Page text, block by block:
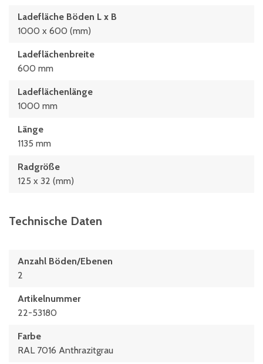
Ladefläche Böden L x B
1000 x 600 (mm)
Ladeflächenbreite
600 mm
Ladeflächenlänge
1000 mm
Länge
1135 mm
Radgröße
125 x 32 (mm)
Technische Daten
Anzahl Böden/Ebenen
2
Artikelnummer
22-53180
Farbe
RAL 7016 Anthrazitgrau